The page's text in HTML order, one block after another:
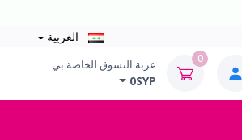
العربية
0 عربة التسوق الخاصة بي
0SYP